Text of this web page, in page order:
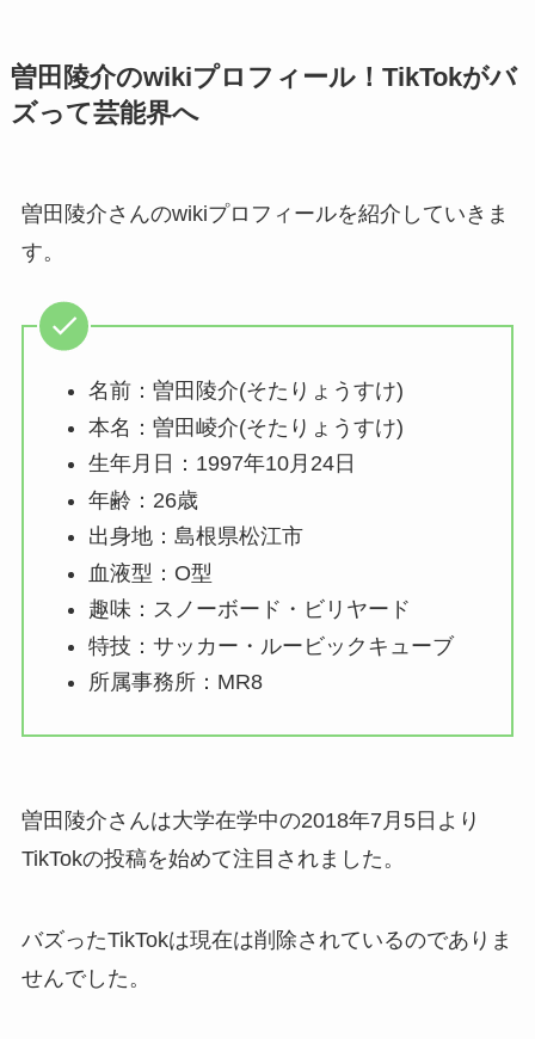
曽田陵介のwikiプロフィール！TikTokがバ
ズって芸能界へ
曽田陵介さんのwikiプロフィールを紹介していきま
す。
名前：曽田陵介(そたりょうすけ)
本名：曽田崚介(そたりょうすけ)
生年月日：1997年10月24日
年齢：26歳
出身地：島根県松江市
血液型：O型
趣味：スノーボード・ビリヤード
特技：サッカー・ルービックキューブ
所属事務所：MR8
曽田陵介さんは大学在学中の2018年7月5日より
TikTokの投稿を始めて注目されました。
バズったTikTokは現在は削除されているのでありま
せんでした。